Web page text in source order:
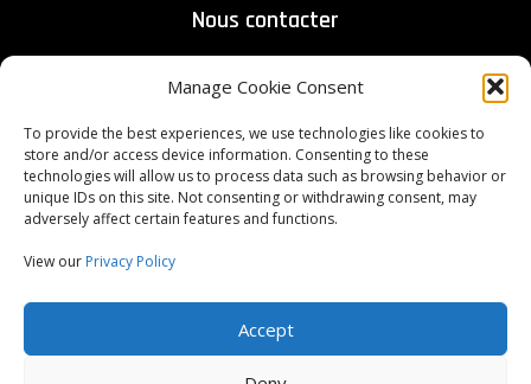
Manage Cookie Consent
To provide the best experiences, we use technologies like cookies to
store and/or access device information. Consenting to these
technologies will allow us to process data such as browsing behavior or
unique IDs on this site. Not consenting or withdrawing consent, may
adversely affect certain features and functions.
View our Privacy Policy
Accept
Nous contacter
ITAR Registered
ISO Certified 9001:2015